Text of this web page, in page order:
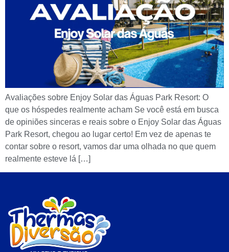
Avaliações sobre Enjoy Solar das Águas Park Resort: O
que os hóspedes realmente acham Se você está em busca
de opiniões sinceras e reais sobre o Enjoy Solar das Águas
Park Resort, chegou ao lugar certo! Em vez de apenas te
contar sobre o resort, vamos dar uma olhada no que quem
realmente esteve lá […]